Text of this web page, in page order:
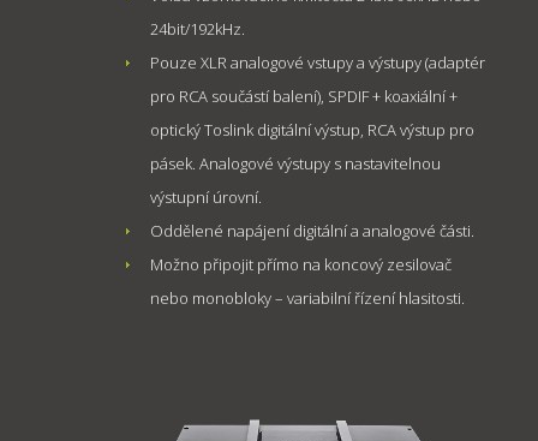
24bit/192kHz.
Pouze XLR analogové vstupy a výstupy (adaptér
pro RCA součástí balení), SPDIF + koaxiální +
optický Toslink digitální výstup, RCA výstup pro
pásek. Analogové výstupy s nastavitelnou
výstupní úrovní.
Oddělené napájení digitální a analogové části.
Možno připojit přímo na koncový zesilovač
nebo monobloky – variabilní řízení hlasitosti.